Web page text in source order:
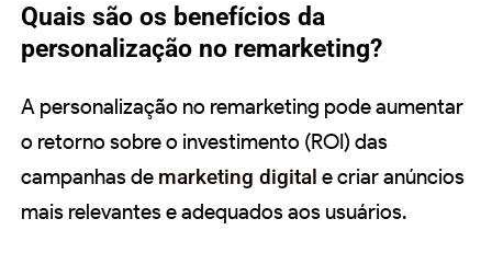
Quais são os benefícios da
personalização no remarketing?
A personalização no remarketing pode aumentar
o retorno sobre o investimento (ROI) das
campanhas de marketing digital e criar anúncios
mais relevantes e adequados aos usuários.